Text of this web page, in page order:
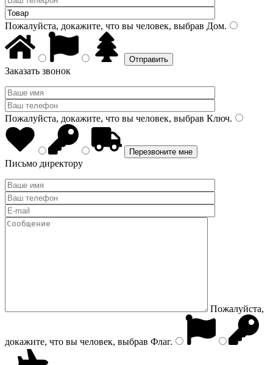
Пожалуйста, докажите, что вы человек, выбрав Дом.
Заказать звонок
Пожалуйста, докажите, что вы человек, выбрав Ключ.
Письмо директору
Пожалуйста,
докажите, что вы человек, выбрав Флаг.